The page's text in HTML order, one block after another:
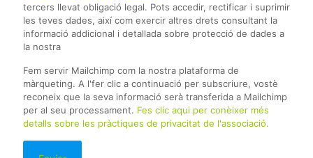
tercers llevat obligació legal. Pots accedir, rectificar i suprimir
les teves dades, així com exercir altres drets consultant la
informació addicional i detallada sobre protecció de dades a
la nostra
Fem servir Mailchimp com la nostra plataforma de
màrqueting. A l'fer clic a continuació per subscriure, vostè
reconeix que la seva informació serà transferida a Mailchimp
per al seu processament. Fes clic aqui per conèixer més
detalls sobre les pràctiques de privacitat de l'associació.